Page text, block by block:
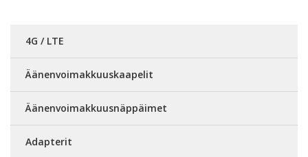
4G / LTE
Äänenvoimakkuuskaapelit
Äänenvoimakkuusnäppäimet
Adapterit